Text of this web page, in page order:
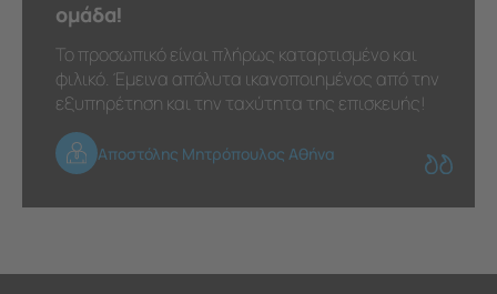
ομάδα!
Το προσωπικό είναι πλήρως καταρτισμένο και
φιλικό. Έμεινα απόλυτα ικανοποιημένος από την
εξυπηρέτηση και την ταχύτητα της επισκευής!
Αποστόλης Μητρόπουλος Αθήνα